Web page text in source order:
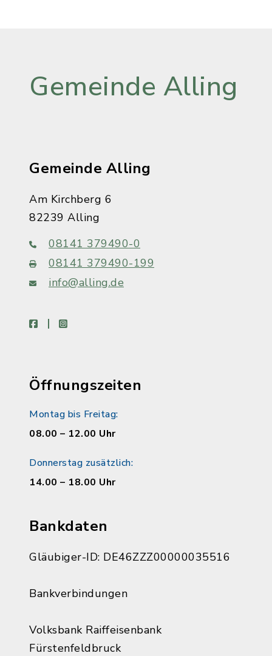
Gemeinde Alling
Gemeinde Alling
Am Kirchberg 6
82239 Alling
08141 379490-0
08141 379490-199
info@alling.de
facebookinstagram
Öffnungszeiten
Montag bis Freitag:
08.00 – 12.00 Uhr
Donnerstag zusätzlich:
14.00 – 18.00 Uhr
Bankdaten
Gläubiger-ID: DE46ZZZ00000035516
Bankverbindungen
Volksbank Raiffeisenbank
Fürstenfeldbruck